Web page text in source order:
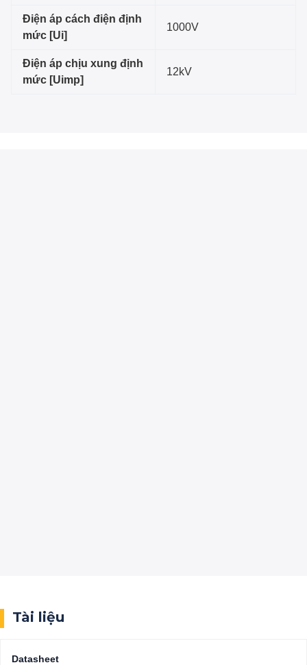
Điện áp cách điện định
mức [Ui]
1000V
Điện áp chịu xung định
mức [Uimp]
12kV
Tài liệu
Datasheet